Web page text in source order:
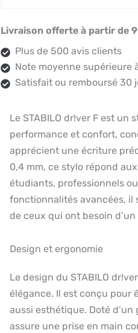
Livraison offerte à partir de
Plus de 500 avis clients
Note moyenne supérieure
Satisfait ou remboursé 30
Le STABILO dr!ver F est
performance et confort,
apprécient une écriture
0,4 mm, ce stylo répond
étudiants, professionnels
fonctionnalités avancées, il
de ceux qui ont besoin
Design et ergonomie
Le design du STABILO
élégance. Il est conçu pour
aussi esthétique. Doté
assure une prise en main